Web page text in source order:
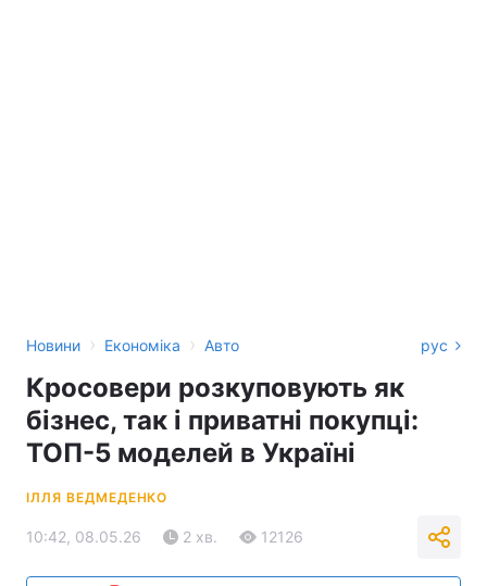
Новини › Економіка › Авто рус
Кросовери розкуповують як
бізнес, так і приватні покупці:
ТОП-5 моделей в Україні
ІЛЛЯ ВЕДМЕДЕНКО
10:42, 08.05.26 2 хв. 12126